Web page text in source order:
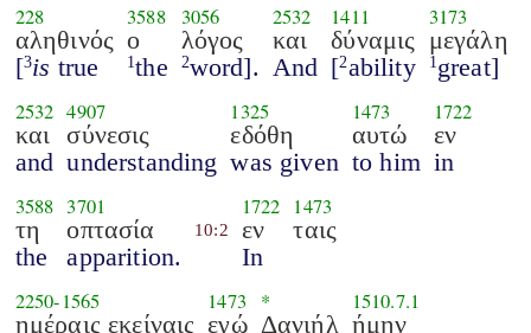
228
αληθινός
[3is true
3588
ο
1the
3056
λόγος
2word].
2532
και
And
1411
δύναμις
[2ability
3173
μεγάλη
1 great]
2532
και
and
4907
σύνεσις
understanding
1325
εδόθη
was given
1473
αυτώ
to him
1722
εν
in
3588
τη
the
3701
οπτασία
apparition.
10:2
1722
εν
In
1473
ταις
2250-1565
ημέραις εκείναις
1473
εγώ
*
Δανιήλ
1510.7.1
ήμην